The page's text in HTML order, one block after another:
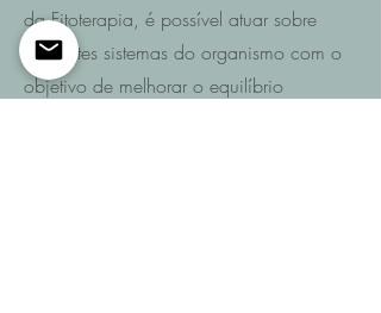
da Fitoterapia, é possível atuar sobre
diferentes sistemas do organismo com o
objetivo de melhorar o equilíbrio